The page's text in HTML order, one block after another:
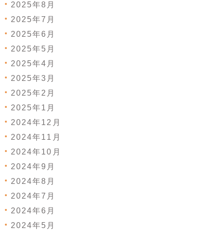
2025年8月
2025年7月
2025年6月
2025年5月
2025年4月
2025年3月
2025年2月
2025年1月
2024年12月
2024年11月
2024年10月
2024年9月
2024年8月
2024年7月
2024年6月
2024年5月